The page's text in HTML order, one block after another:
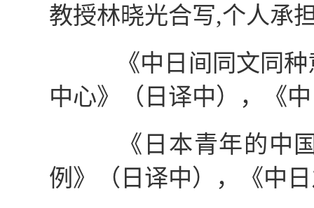
教授林晓光合写,个人承
《中日间同文同种
中心》（日译中），《
《日本青年的中国
例》（日译中），《中